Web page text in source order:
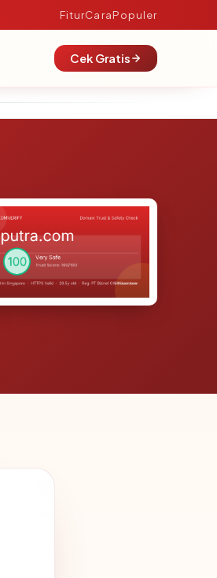
FiturCaraPopuler
Cek Gratis